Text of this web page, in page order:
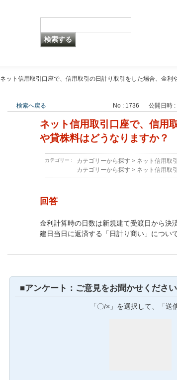
ネット信用取引口座で、信用取引の日計り取引をした場合、金利
検索へ戻る No : 1736 公開日時
ネット信用取引口座で、信用
や貸株料はどうなりますか？
カテゴリー : カテゴリーから探す > ネット信用取引
カテゴリーから探す > ネット信用取引
回答
金利計算時の日数は新規建て受渡日から決
建日当日に返済する「日計り商い」につい
■アンケート：ご意見をお聞かせください
「〇/×」を選択して、「送